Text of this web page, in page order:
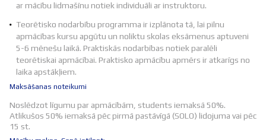
ar mācību lidmašīnu notiek individuāli ar instruktoru.
Teorētisko nodarbību programma ir izplānota tā, lai pilnu
apmācības kursu apgūtu un noliktu skolas eksāmenus aptuveni
5-6 mēnešu laikā. Praktiskās nodarbības notiek paralēli
teorētiskai apmācībai. Praktisko apmācību apmērs ir atkarīgs no
laika apstākļiem.
Maksāšanas noteikumi
Noslēdzot līgumu par apmācībām, students iemaksā 50%.
Atlikušos 50% iemaksā pēc pirmā pastāvīgā (SOLO) lidojuma vai pēc
15 st.